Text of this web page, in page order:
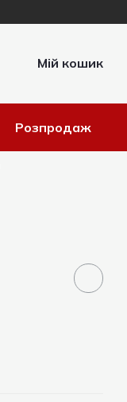
Мій кошик
Розпродаж